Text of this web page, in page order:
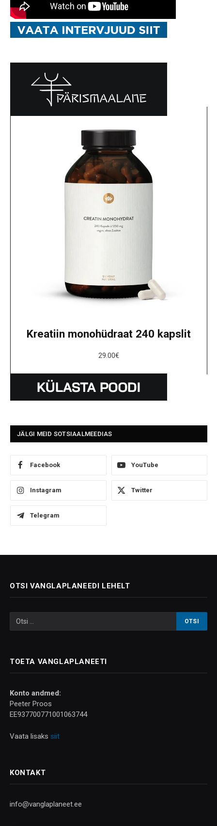
Kreatiin monohüdraat 240 kapslit
29.00€
JÄLGI MEID SOTSIAALMEEDIAS
Facebook YouTube
Instagram Twitter
Telegram
OTSI VANGLAPLANEEDI LEHELT
TOETA VANGLAPLANEETI
Konto andmed:
Peeter Proos
EE937700771001063744
Vaata lisaks siit
KONTAKT
info@vanglaplaneet.ee